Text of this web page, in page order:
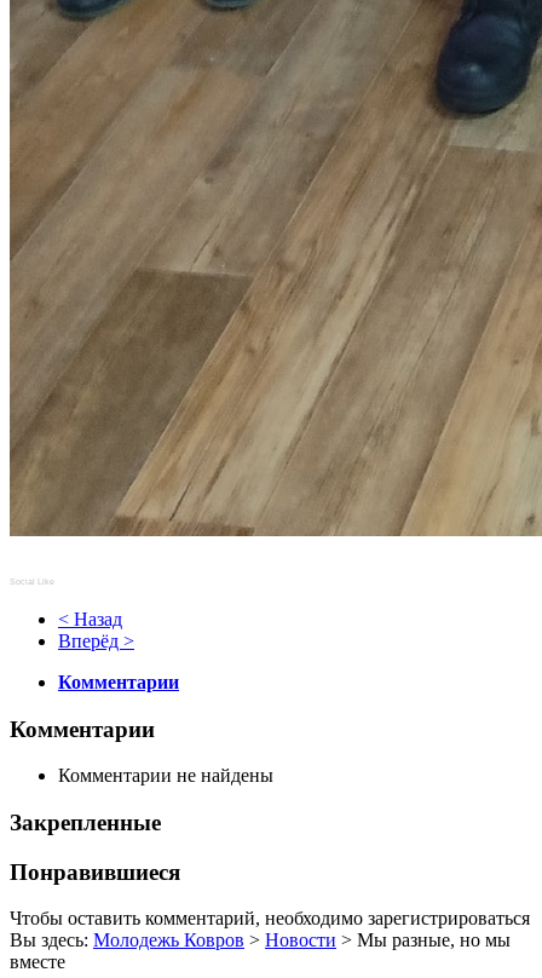
Social Like
< Назад
Вперёд >
Комментарии
Комментарии
Комментарии не найдены
Закрепленные
Понравившиеся
Чтобы оставить комментарий, необходимо зарегистрироваться
Вы здесь: Молодежь Ковров > Новости > Мы разные, но мы
вместе